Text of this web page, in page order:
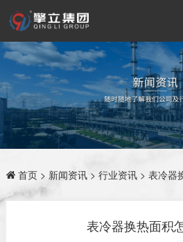
首页> 新闻资讯> 行业资讯> 表冷器
表冷器换热面积